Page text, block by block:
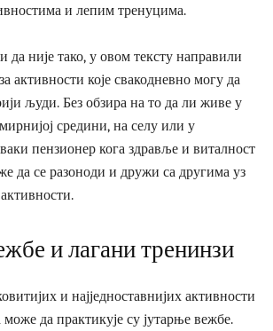
и лепим тренуцима.
да није тако, у овом тексту направили
активности које свакодневно могу да
људи. Без обзира на то да ли живе у
средини, на селу или у
пензионер кога здравље и виталност
да се разоноди и дружи са другима уз
и лагани тренинзи
и најједноставнијих активности
може да практикује су јутарње вежбе.